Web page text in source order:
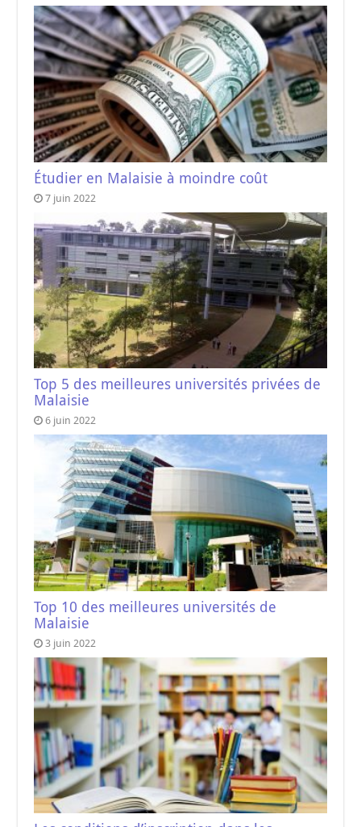
Étudier en Malaisie à moindre coût
7 juin 2022
Top 5 des meilleures universités privées de
Malaisie
6 juin 2022
Top 10 des meilleures universités de
Malaisie
3 juin 2022